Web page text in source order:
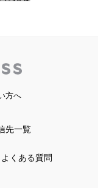
方へ
先一覧
よくある質問